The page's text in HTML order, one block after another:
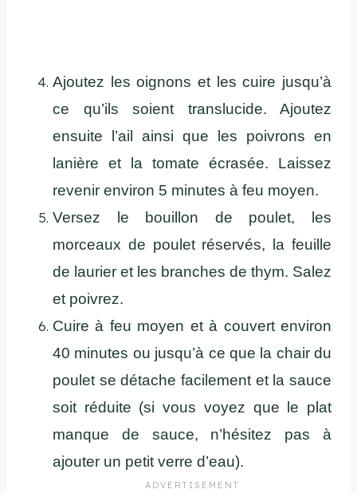
Ajoutez les oignons et les cuire jusqu’à
ce qu’ils soient translucide. Ajoutez
ensuite l’ail ainsi que les poivrons en
lanière et la tomate écrasée. Laissez
revenir environ 5 minutes à feu moyen.
Versez le bouillon de poulet, les
morceaux de poulet réservés, la feuille
de laurier et les branches de thym. Salez
et poivrez.
Cuire à feu moyen et à couvert environ
40 minutes ou jusqu’à ce que la chair du
poulet se détache facilement et la sauce
soit réduite (si vous voyez que le plat
manque de sauce, n’hésitez pas à
ajouter un petit verre d’eau).